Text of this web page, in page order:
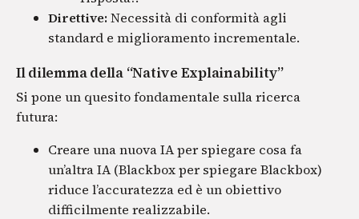
Direttive: Necessità di conformità agli
standard e miglioramento incrementale.
Il dilemma della “Native Explainability”
Si pone un quesito fondamentale sulla ricerca
futura:
Creare una nuova IA per spiegare cosa fa
un’altra IA (Blackbox per spiegare Blackbox)
riduce l’accuratezza ed è un obiettivo
difficilmente realizzabile.